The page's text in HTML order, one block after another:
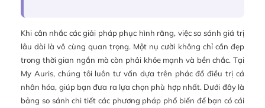
Khi cân nhắc các giải pháp phục hình răng, việc so sánh giá trị
lâu dài là vô cùng quan trọng. Một nụ cười không chỉ cần đẹp
trong thời gian ngắn mà còn phải khỏe mạnh và bền chắc. Tại
My Auris, chúng tôi luôn tư vấn dựa trên phác đồ điều trị cá
nhân hóa, giúp bạn đưa ra lựa chọn phù hợp nhất. Dưới đây là
bảng so sánh chi tiết các phương pháp phổ biến để bạn có cái